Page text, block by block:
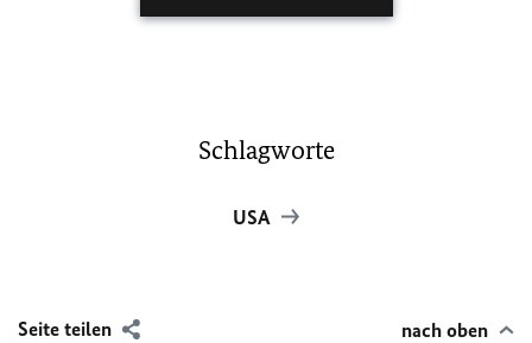
Schlagworte
USA
Seite teilen nach oben